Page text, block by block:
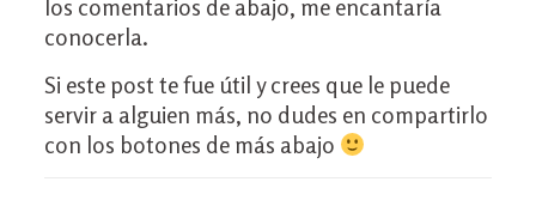
los comentarios de abajo, me encantaría
conocerla.
Si este post te fue útil y crees que le puede
servir a alguien más, no dudes en compartirlo
con los botones de más abajo